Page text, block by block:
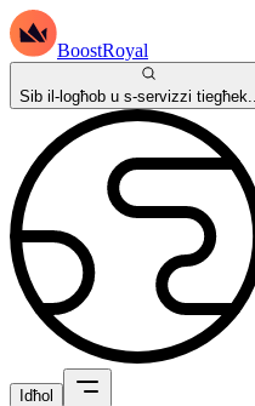
BoostRoyal
Sib il-logħob u s-servizzi tiegħek...
Idħol